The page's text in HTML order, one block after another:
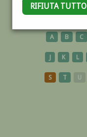
RIFIUTA TUTTO
NAVE
A B C
J K L
S T U